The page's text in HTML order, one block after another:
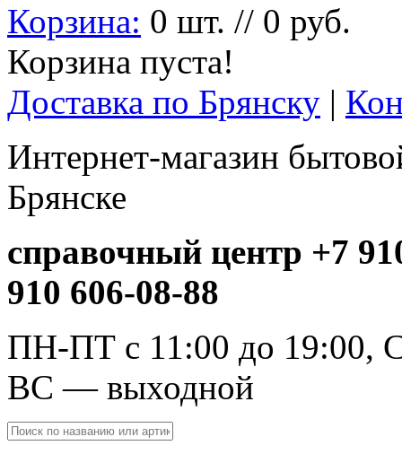
Корзина: 0 шт. // 0 руб.
Корзина пуста!
Доставка по Брянску |
Интернет-магазин
Брянске
справочный центр +7
910 606-08-88
ПН-ПТ с 11:00 до 19:00,
ВС — выходной